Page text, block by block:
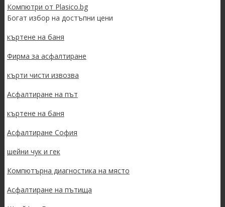
Компютри от Plasico.bg
Богат избор на достъпни цени
къртене на баня
Фирма за асфалтиране
кърти чисти извозва
Асфалтиране на път
къртене на баня
Асфалтиране София
шейни чук и гек
Компютърна диагностика на място
Асфалтиране на пътища